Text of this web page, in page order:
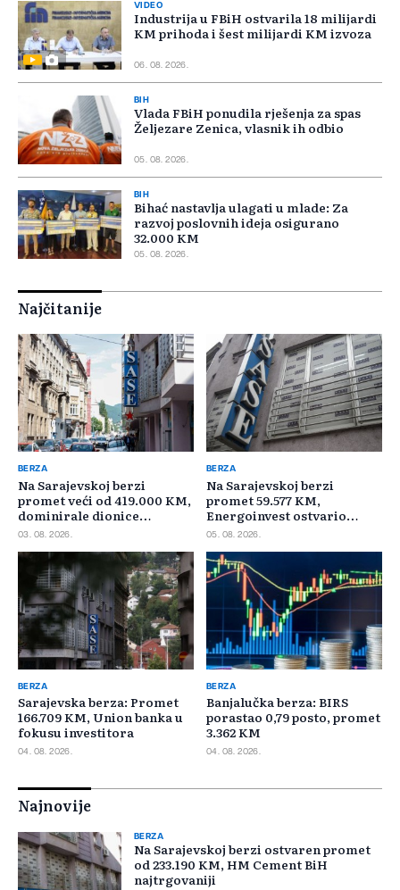
VIDEO
Industrija u FBiH ostvarila 18 milijardi
KM prihoda i šest milijardi KM izvoza
06. 08. 2026.
BIH
Vlada FBiH ponudila rješenja za spas
Željezare Zenica, vlasnik ih odbio
05. 08. 2026.
BIH
Bihać nastavlja ulagati u mlade: Za
razvoj poslovnih ideja osigurano
32.000 KM
05. 08. 2026.
Najčitanije
BERZA
Na Sarajevskoj berzi
promet veći od 419.000 KM,
dominirale dionice
Privredne banke Sarajevo
03. 08. 2026.
BERZA
Na Sarajevskoj berzi
promet 59.577 KM,
Energoinvest ostvario
najveći promet
05. 08. 2026.
BERZA
Sarajevska berza: Promet
166.709 KM, Union banka u
fokusu investitora
04. 08. 2026.
BERZA
Banjalučka berza: BIRS
porastao 0,79 posto, promet
3.362 KM
04. 08. 2026.
Najnovije
BERZA
Na Sarajevskoj berzi ostvaren promet
od 233.190 KM, HM Cement BiH
najtrgovaniji